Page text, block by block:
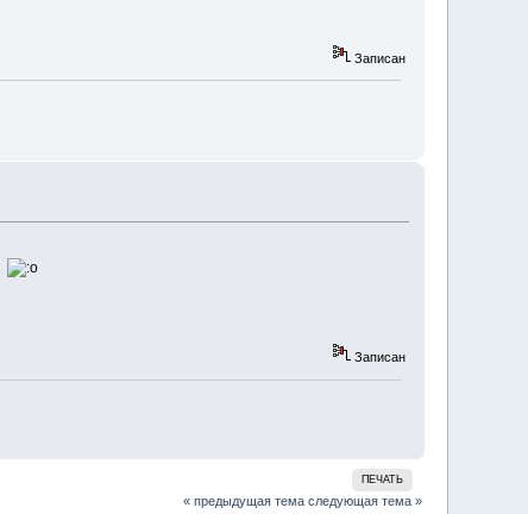
Записан
Записан
ПЕЧАТЬ
« предыдущая тема следующая тема »